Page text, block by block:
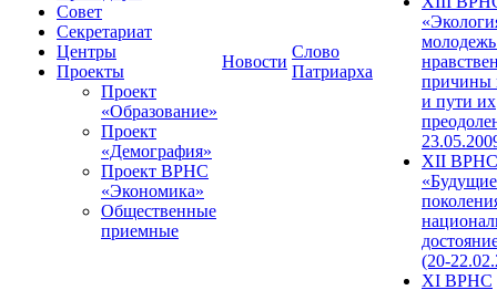
Совет
Секретариат
Центры
Проекты
Проект
«Образование»
Проект
«Демография»
Проект ВРНС
«Экономика»
Общественные
приемные
Новости
Слово
Патриарха
причины
и пути их
XII ВРНС
«Будущие
(20-
XI ВРНС